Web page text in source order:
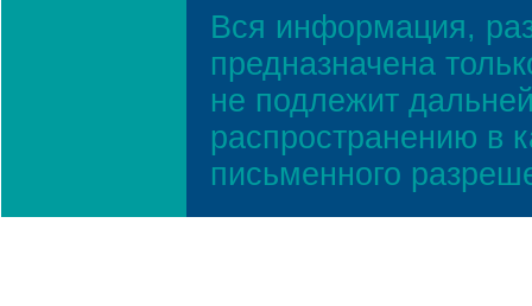
Вся информация,
предназначена
не подлежит
распространению в
письменного